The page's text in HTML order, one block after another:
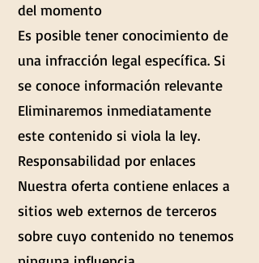
del momento
Es posible tener conocimiento de
una infracción legal específica. Si
se conoce información relevante
Eliminaremos inmediatamente
este contenido si viola la ley.
Responsabilidad por enlaces
Nuestra oferta contiene enlaces a
sitios web externos de terceros
sobre cuyo contenido no tenemos